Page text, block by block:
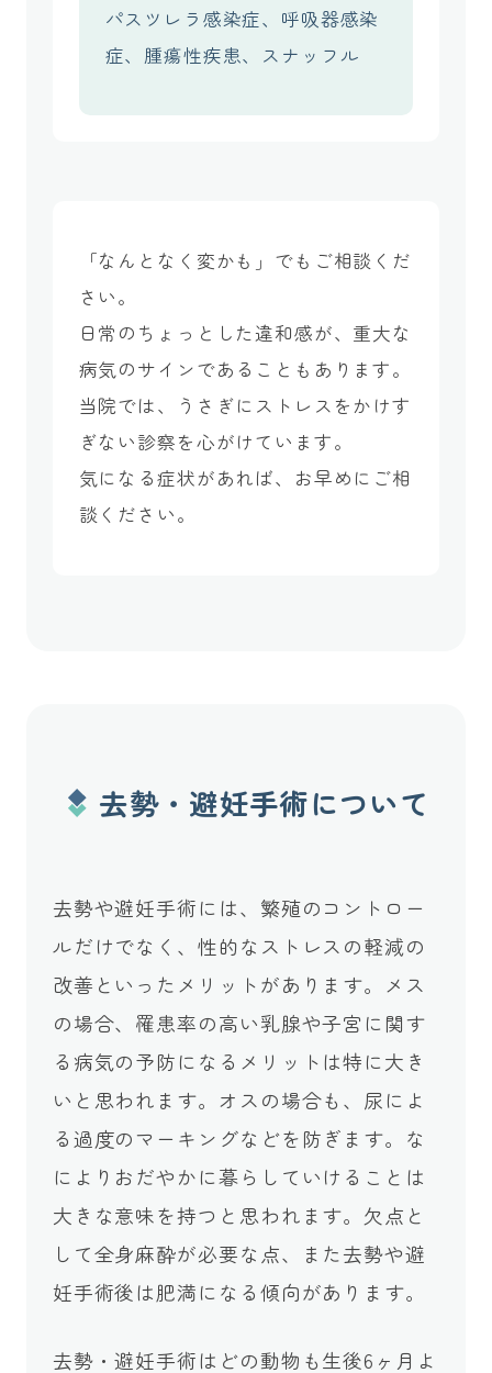
パスツレラ感染症、呼吸器感染
症、腫瘍性疾患、スナッフル
「なんとなく変かも」でもご相談くだ
さい。
日常のちょっとした違和感が、重大な
病気のサインであることもあります。
当院では、うさぎにストレスをかけす
ぎない診察を心がけています。
気になる症状があれば、お早めにご相
談ください。
去勢・避妊手術について
去勢や避妊手術には、繁殖のコントロー
ルだけでなく、性的なストレスの軽減の
改善といったメリットがあります。メス
の場合、罹患率の高い乳腺や子宮に関す
る病気の予防になるメリットは特に大き
いと思われます。オスの場合も、尿によ
る過度のマーキングなどを防ぎます。な
によりおだやかに暮らしていけることは
大きな意味を持つと思われます。欠点と
して全身麻酔が必要な点、また去勢や避
妊手術後は肥満になる傾向があります。
去勢・避妊手術はどの動物も生後6ヶ月よ